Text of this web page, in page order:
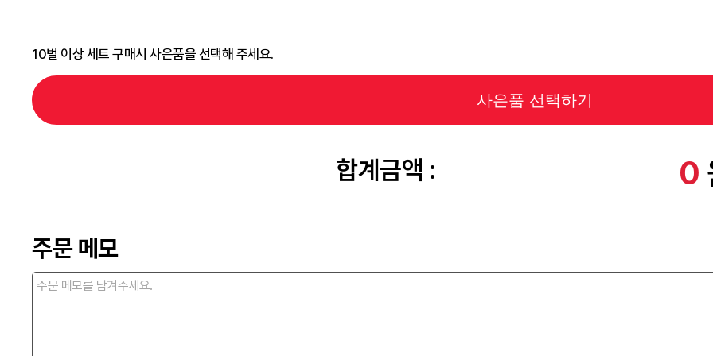
10벌 이상 세트 구매시 사은품을 선택해 주세요.
사은품 선택하기
합계금액 : 0
주문 메모